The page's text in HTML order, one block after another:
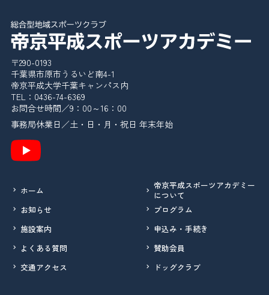
〒290-0193
千葉県市原市うるいど南4-1
帝京平成大学千葉キャンパス内
TEL：0436-74-6369
お問合せ時間／9：00～16：00
事務局休業日／土・日・月・祝日 年末年始
ホーム
帝京平成スポーツアカデミー
について
お知らせ
プログラム
施設案内
申込み・手続き
よくある質問
賛助会員
交通アクセス
ドッグクラブ